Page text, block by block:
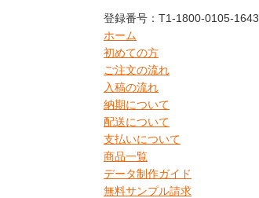
登録番号：T1-1800-0105-1643
ホーム
初めての方
ご注文の流れ
入稿の流れ
納期について
配送について
支払いについて
商品一覧
データ制作ガイド
無料サンプル請求